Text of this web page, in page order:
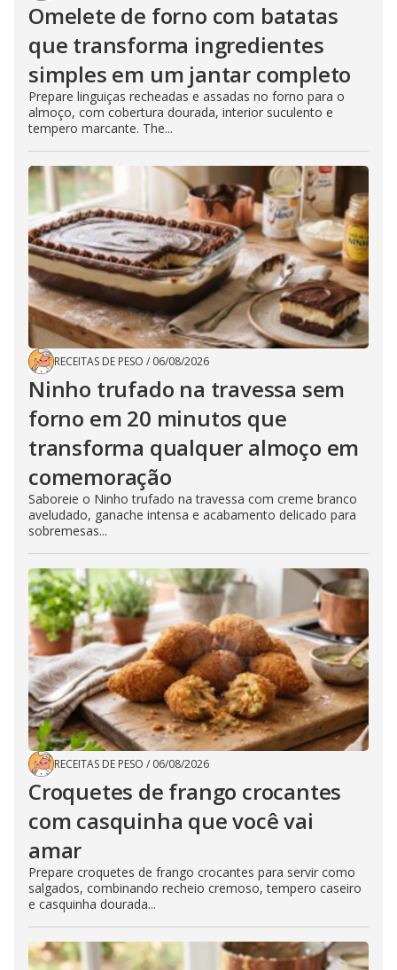
Omelete de forno com batatas
que transforma ingredientes
simples em um jantar completo
Prepare linguiças recheadas e assadas no forno para o
almoço, com cobertura dourada, interior suculento e
tempero marcante. The...
RECEITAS DE PESO / 06/08/2026
Ninho trufado na travessa sem
forno em 20 minutos que
transforma qualquer almoço em
comemoração
Saboreie o Ninho trufado na travessa com creme branco
aveludado, ganache intensa e acabamento delicado para
sobremesas...
RECEITAS DE PESO / 06/08/2026
Croquetes de frango crocantes
com casquinha que você vai
amar
Prepare croquetes de frango crocantes para servir como
salgados, combinando recheio cremoso, tempero caseiro
e casquinha dourada...